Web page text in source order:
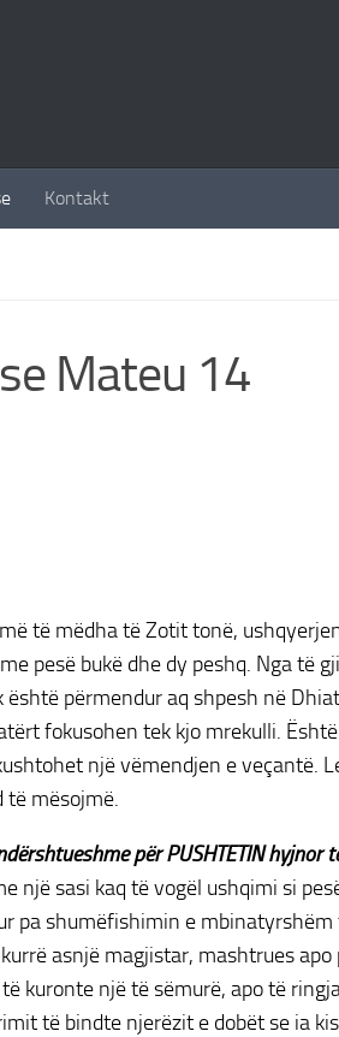
Kontakt
Mateu 14
të mëdha të Zotit tonë,
pesë bukë dhe dy peshq. Nga të
përmendur aq shpesh në
fokusohen tek kjo mrekulli.
një vëmendjen e veçantë.
të mësojmë.
për PUSHTETIN hyjnor
një sasi kaq të vogël ushqimi si
pa shumëfishimin e
asnjë magjistar, mashtrues apo
kuronte një të sëmurë, apo të
të bindte njerëzit e dobët se ia